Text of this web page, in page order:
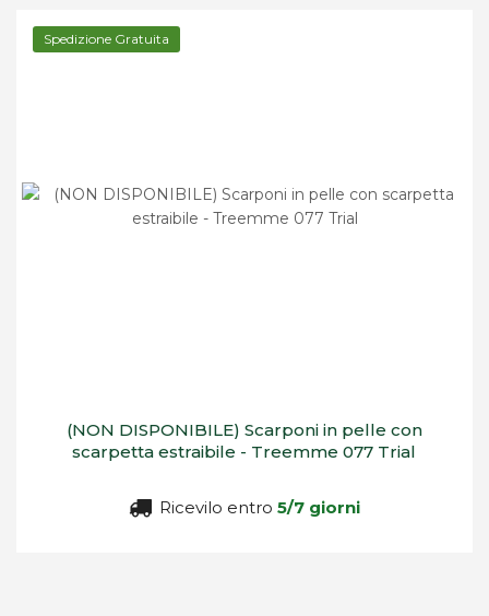
Spedizione Gratuita
(NON DISPONIBILE) Scarponi in pelle con
scarpetta estraibile - Treemme 077 Trial
Ricevilo entro 5/7 giorni